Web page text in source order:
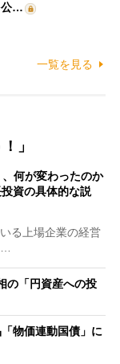
公…
一覧を見る
」
何が変わったのか
資の具体的な説
る上場企業の経営
の「円資産への投
物価連動国債」に